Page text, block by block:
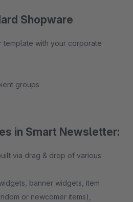
Shopware
template with your corporate
groups
in Smart Newsletter:
via drag & drop of various
banner widgets, item
or newcomer items),